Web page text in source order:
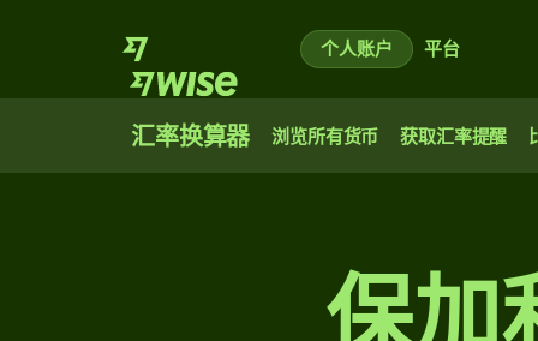
个人账户 平台
汇率换算器 浏览所有货币 获取汇率提醒
保加